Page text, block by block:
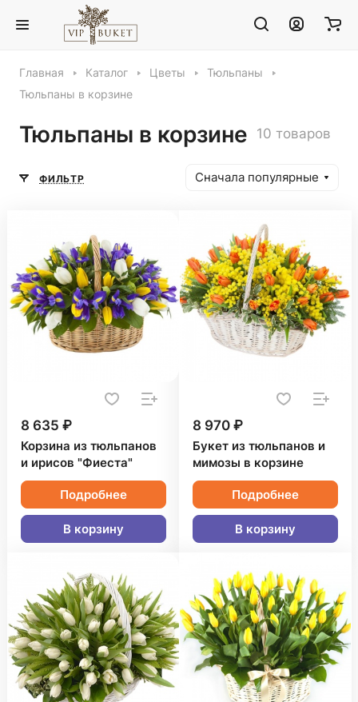
Главная Каталог Цветы
Тюльпаны
Тюльпаны в корзине
Тюльпаны в корзине 10 товаров
ФИЛЬТР Сначала популярные
8 635 ₽
Корзина из тюльпанов
и ирисов "Фиеста"
Подробнее
В корзину
8 970 ₽
Букет из тюльпанов и
мимозы в корзине
Подробнее
В корзину